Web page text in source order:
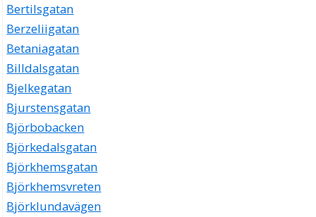
Bertilsgatan
Berzeliigatan
Betaniagatan
Billdalsgatan
Bjelkegatan
Bjurstensgatan
Björbobacken
Björkedalsgatan
Björkhemsgatan
Björkhemsvreten
Björklundavägen